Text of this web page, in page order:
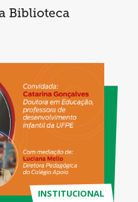
Biblioteca
INSTITUCIONAL